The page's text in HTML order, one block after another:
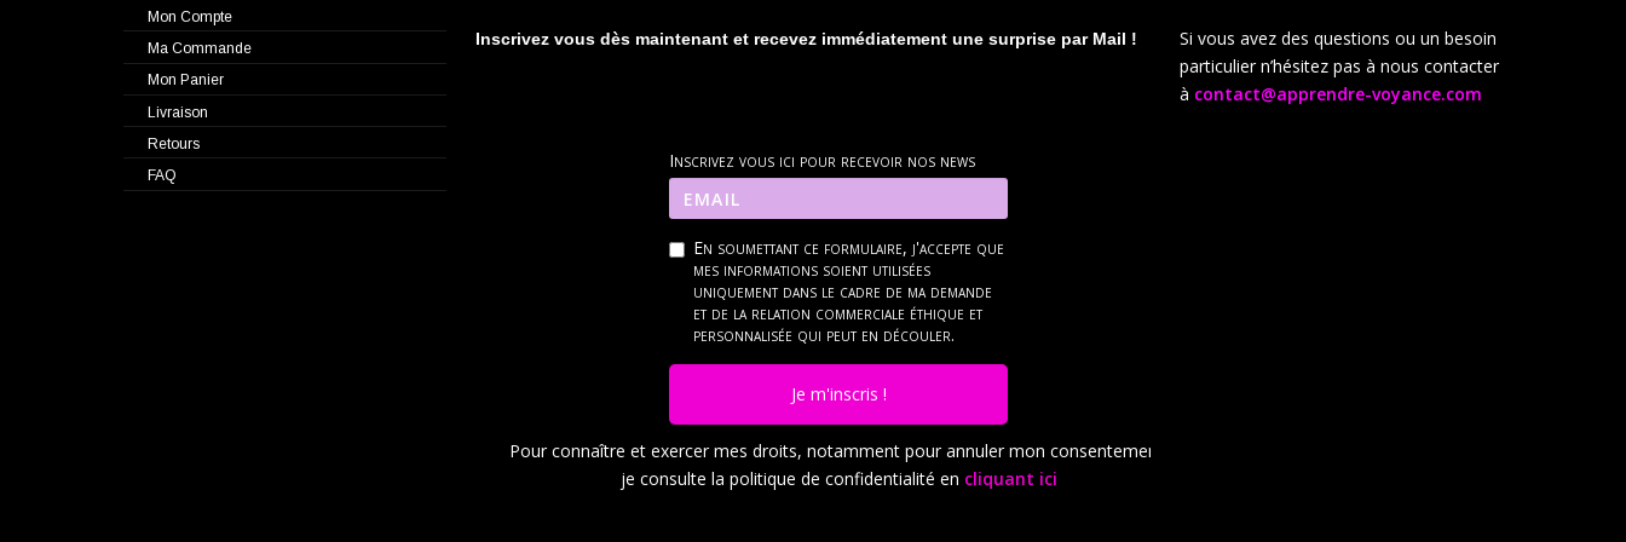
Mon Compte
Ma Commande
Mon Panier
Livraison
Retours
FAQ
Inscrivez vous dès maintenant et recevez immédiatement une surprise par Mail !
Inscrivez vous ici pour recevoir nos news
En soumettant ce formulaire, j'accepte que
mes informations soient utilisées
uniquement dans le cadre de ma demande
et de la relation commerciale éthique et
personnalisée qui peut en découler.
Je m'inscris !
Pour connaître et exercer mes droits, notamment pour annuler mon consentement,
je consulte la politique de confidentialité en cliquant ici
Si vous avez des questions ou un besoin
particulier n’hésitez pas à nous contacter
à contact@apprendre-voyance.com